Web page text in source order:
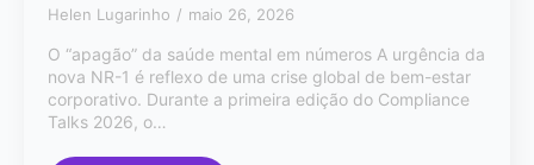
Helen Lugarinho maio 26, 2026
O “apagão” da saúde mental em números A urgência da
nova NR-1 é reflexo de uma crise global de bem-estar
corporativo. Durante a primeira edição do Compliance
Talks 2026, o…